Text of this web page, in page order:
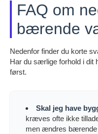
FAQ om
bærende
Nedenfor finder du korte
Har du særlige forhold i dit
først.
Skal jeg have
kræves ofte ikke
men ændres bærende